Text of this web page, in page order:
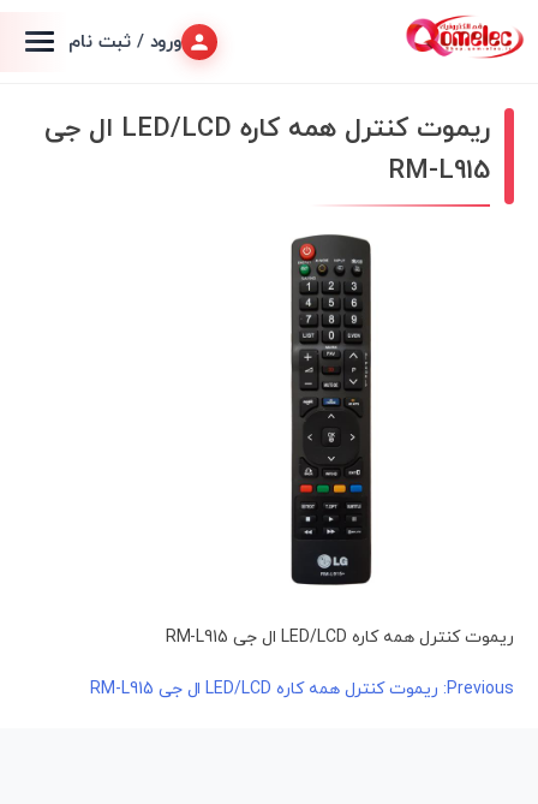
ورود / ثبت نام
ریموت کنترل همه کاره LED/LCD ال جی
RM-L915
ریموت کنترل همه کاره LED/LCD ال جی RM-L915
راهبری
Previous: ریموت کنترل همه کاره LED/LCD ال جی RM-L915